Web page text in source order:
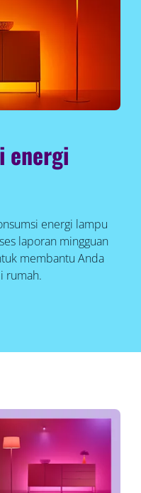
energi
energi lampu
laporan mingguan
membantu Anda
rumah.